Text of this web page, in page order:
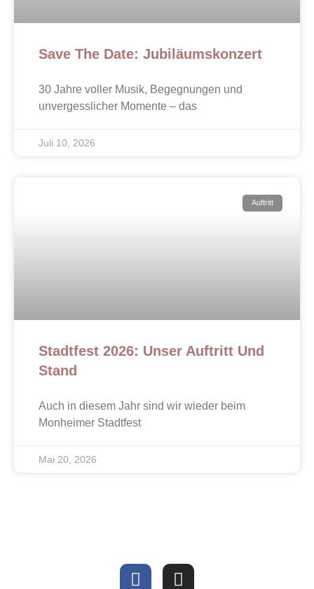
Save The Date: Jubiläumskonzert
30 Jahre voller Musik, Begegnungen und
unvergesslicher Momente – das
Juli 10, 2026
Auftritt
Stadtfest 2026: Unser Auftritt Und
Stand
Auch in diesem Jahr sind wir wieder beim
Monheimer Stadtfest
Mai 20, 2026